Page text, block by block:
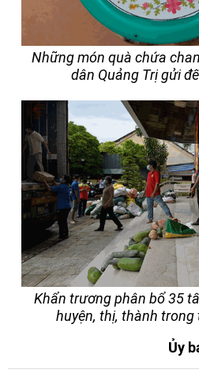
Những món quà chứa
dân Quảng Trị gửi
Khẩn trương phân bổ 35
huyện, thị, thành trong
Ủy